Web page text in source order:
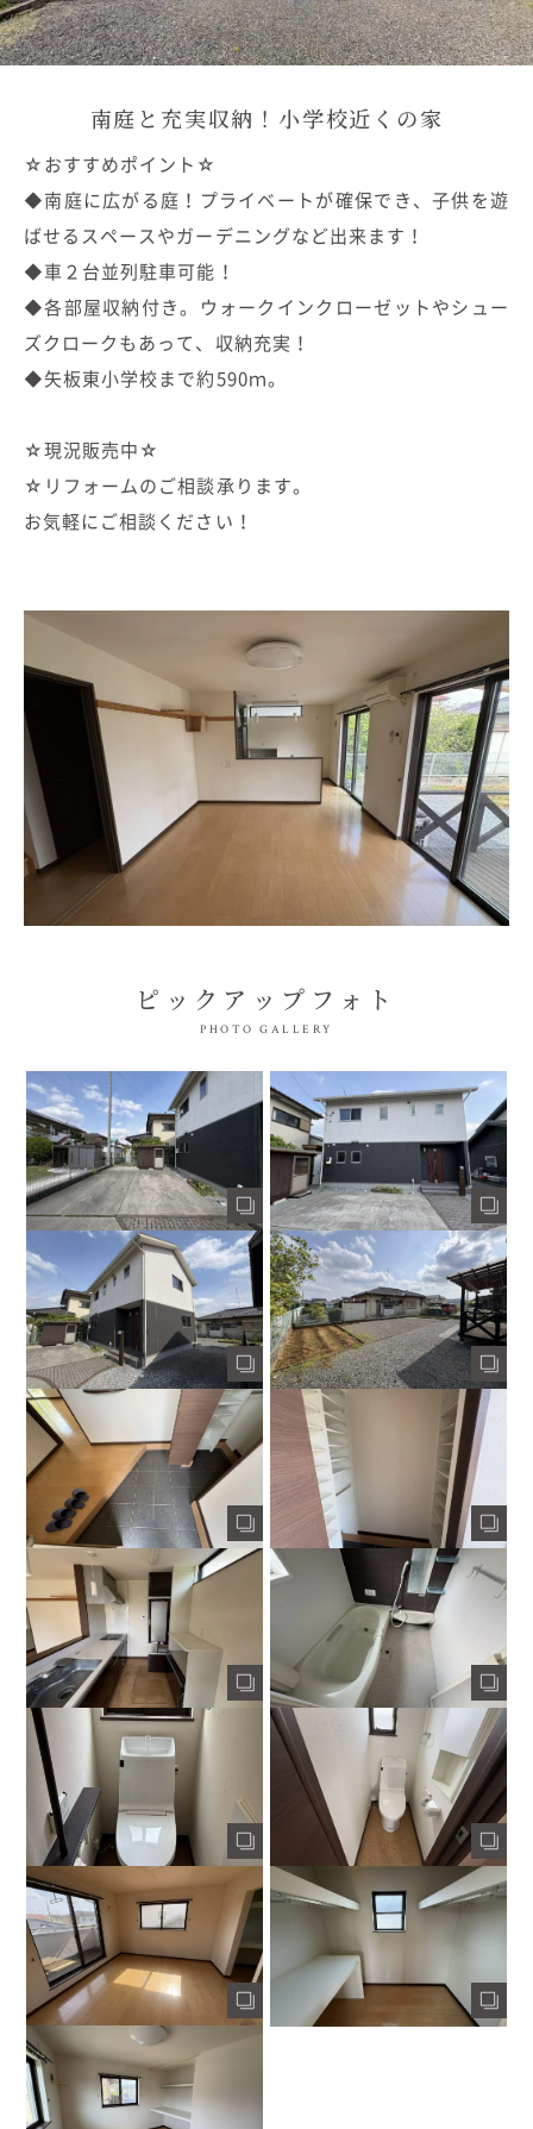
南庭と充実収納！小学校近くの家
☆おすすめポイント☆
◆南庭に広がる庭！プライベートが確保でき、子供を遊
ばせるスペースやガーデニングなど出来ます！
◆車２台並列駐車可能！
◆各部屋収納付き。ウォークインクローゼットやシュー
ズクロークもあって、収納充実！
◆矢板東小学校まで約590ｍ。
☆現況販売中☆
☆リフォームのご相談承ります。
お気軽にご相談ください！
ピックアップフォト
PHOTO GALLERY